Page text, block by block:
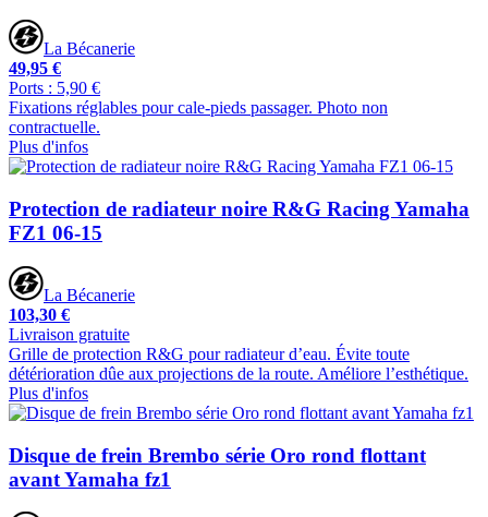
La Bécanerie
49,95 €
Ports : 5,90 €
Fixations réglables pour cale-pieds passager. Photo non
contractuelle.
Plus d'infos
Protection de radiateur noire R&G Racing Yamaha
FZ1 06-15
La Bécanerie
103,30 €
Livraison gratuite
Grille de protection R&G pour radiateur d’eau. Évite toute
détérioration dûe aux projections de la route. Améliore l’esthétique.
Plus d'infos
Disque de frein Brembo série Oro rond flottant
avant Yamaha fz1